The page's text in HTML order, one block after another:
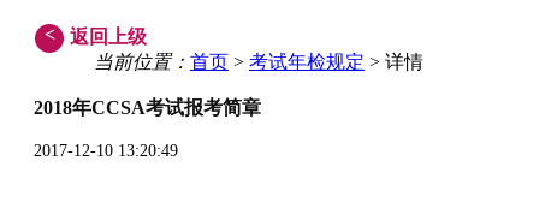
<
返回上级
当前位置： 首页 > 考试年检规定 > 详情
2018年CCSA考试报考简章
2017-12-10 13:20:49